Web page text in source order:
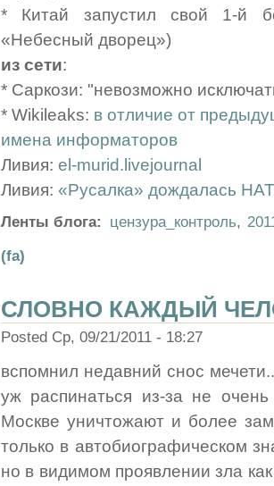
* Китай запустил свой 1-й
«Небесный дворец»)
из сети:
* Саркози: "невозможно
* Wikileaks: в отличие от
имена информаторов
Ливия: el-murid.livejournal
Ливия: «Русалка» дождалась
Ленты блога: цензура_контроль,
(fa)
СЛОВНО КАЖДЫЙ
Posted Ср, 09/21/2011 - 18:27
вспомнил недавний снос
уж распинаться из-за не
Москве уничтожают и более
только в автобиографическом
но в видимом проявлении зла